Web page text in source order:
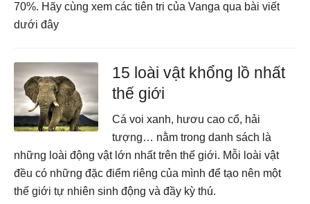
70%. Hãy cùng xem các tiên tri của Vanga qua bài viết
dưới đây
15 loài vật khổng lồ nhất
thế giới
Cá voi xanh, hươu cao cổ, hải
tượng… nằm trong danh sách là
những loài động vật lớn nhất trên thế giới. Mỗi loài vật
đều có những đặc điểm riêng của mình để tạo nên một
thế giới tự nhiên sinh động và đầy kỳ thú.